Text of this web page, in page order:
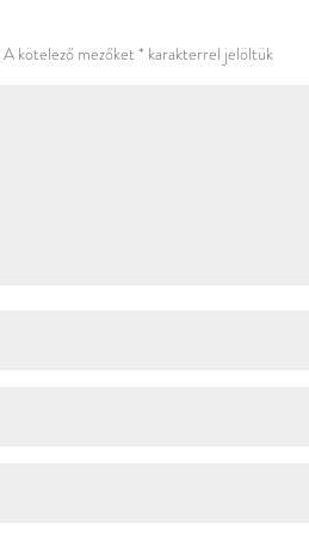
A kötelező mezőket * karakterrel jelöltük